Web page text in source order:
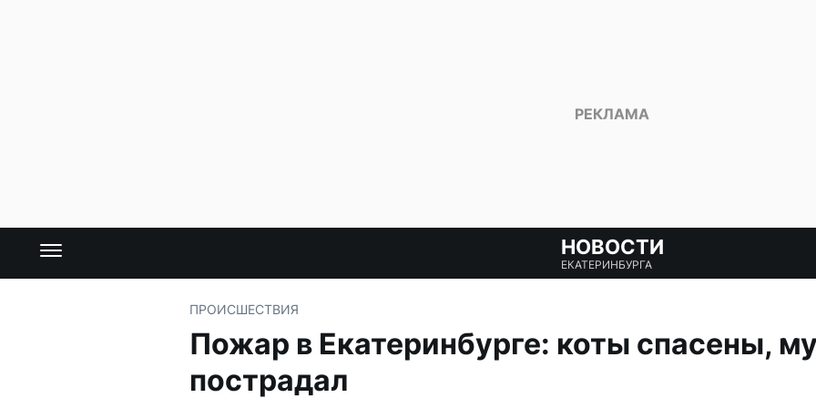
НОВОСТИ
ЕКАТЕРИНБУРГА
ПРОИСШЕСТВИЯ
Пожар в Екатеринбурге: коты спасены,
пострадал